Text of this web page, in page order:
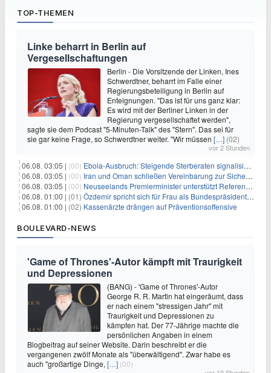
TOP-THEMEN
Linke beharrt in Berlin auf
Vergesellschaftungen
Berlin - Die Vorsitzende der Linken, Ines
Schwerdtner, beharrt im Falle einer
Regierungsbeteiligung in Berlin auf
Enteignungen. "Das ist für uns ganz klar:
Es wird mit der Berliner Linken in der
Regierung vergesellschaftet werden",
sagte sie dem Podcast "5-Minuten-Talk" des "Stern". Das sei für
sie gar keine Frage, so Schwerdtner weiter. "Wir müssen […] (02)
vor 2 Stunden
06.08. 03:05 | (00) Ebola-Ausbruch: Steigende Sterberaten signalisieren dringenden Bedarf an verbesserter Gesundheitsinfrastruktur
06.08. 03:05 | (00) Iran und Oman schließen Vereinbarung zur Sicherung des Schiffsverkehrs durch die Straße von Hormuz
06.08. 03:05 | (00) Neuseelands Premierminister unterstützt Referendum über das Wahlsystem: Ein Schritt in Richtung verbesserter demokratischer Beteiligung
06.08. 01:00 | (01) Özdemir spricht sich für Frau als Bundespräsidentin aus
06.08. 01:00 | (02) Kassenärzte drängen auf Präventionsoffensive
BOULEVARD-NEWS
'Game of Thrones'-Autor kämpft mit Traurigkeit
und Depressionen
(BANG) - 'Game of Thrones'-Autor
George R. R. Martin hat eingeräumt, dass
er nach einem "stressigen Jahr" mit
Traurigkeit und Depressionen zu
kämpfen hat. Der 77-Jährige machte die
persönlichen Angaben in einem
Blogbeitrag auf seiner Website. Darin beschreibt er die
vergangenen zwölf Monate als "überwältigend". Zwar habe es
auch "großartige Dinge, […] (00)